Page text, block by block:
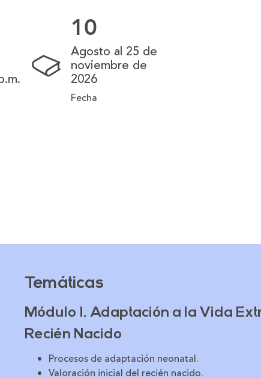
10
Agosto al 25 de
noviembre de
2026
Fecha
Temáticas
Módulo 1. Adaptación a la Vida
Recién Nacido
Procesos de adaptación neonatal.
Valoración inicial del recién nacido.